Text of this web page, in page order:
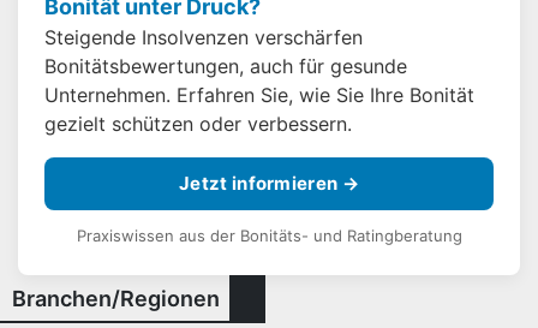
Bonität unter Druck?
Steigende Insolvenzen verschärfen
Bonitätsbewertungen, auch für gesunde
Unternehmen. Erfahren Sie, wie Sie Ihre Bonität
gezielt schützen oder verbessern.
Jetzt informieren →
Praxiswissen aus der Bonitäts- und Ratingberatung
Branchen/Regionen